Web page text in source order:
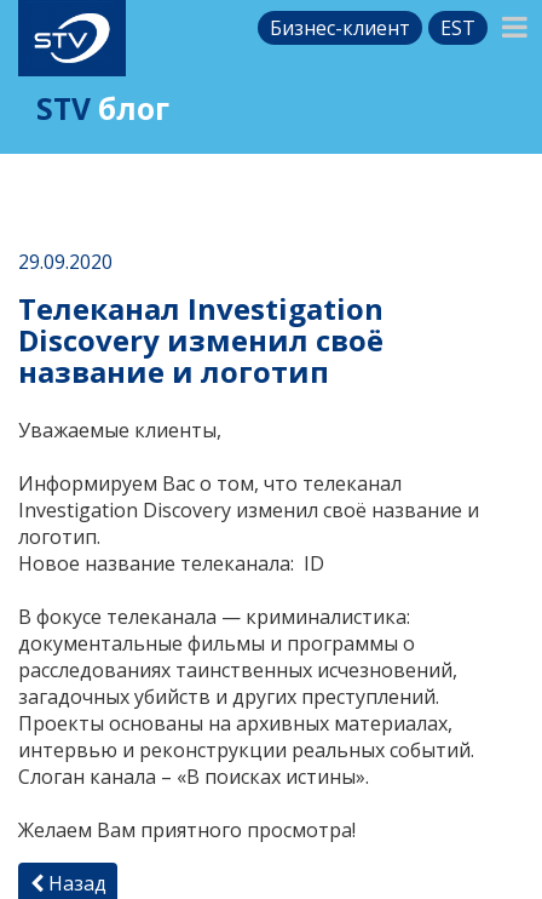
Бизнес-клиент EST
STV блог
29.09.2020
Телеканал Investigation
Discovery изменил своё
название и логотип
Уважаемые клиенты,
Информируем Вас о том, что телеканал
Investigation Discovery изменил своё название и
логотип.
Новое название телеканала: ID
В фокусе телеканала — криминалистика:
документальные фильмы и программы о
расследованиях таинственных исчезновений,
загадочных убийств и других преступлений.
Проекты основаны на архивных материалах,
интервью и реконструкции реальных событий.
Слоган канала – «В поисках истины».
Желаем Вам приятного просмотра!
Назад